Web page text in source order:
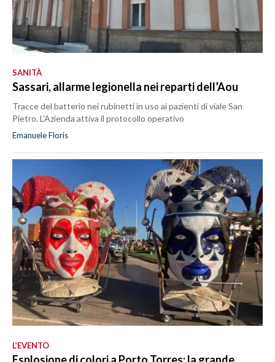
SANITÀ
Sassari, allarme legionella nei reparti dell’Aou
Tracce del batterio nei rubinetti in uso ai pazienti di viale San
Pietro. L’Azienda attiva il protocollo operativo
Emanuele Floris
L’EVENTO